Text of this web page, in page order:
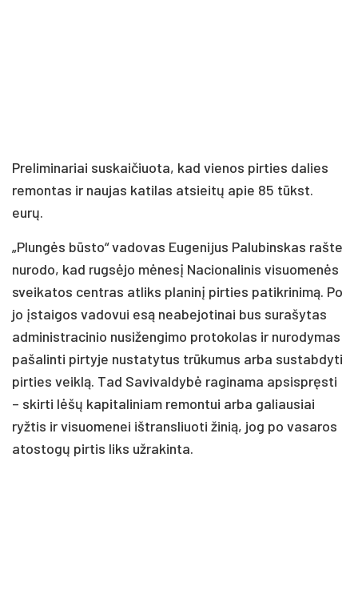
Preliminariai suskaičiuota, kad vienos pirties dalies
remontas ir naujas katilas atsieitų apie 85 tūkst.
eurų.
„Plungės būsto“ vadovas Eugenijus Palubinskas rašte
nurodo, kad rugsėjo mėnesį Nacionalinis visuomenės
sveikatos centras atliks planinį pirties patikrinimą. Po
jo įstaigos vadovui esą neabejotinai bus surašytas
administracinio nusižengimo protokolas ir nurodymas
pašalinti pirtyje nustatytus trūkumus arba sustabdyti
pirties veiklą. Tad Savivaldybė raginama apsispręsti
– skirti lėšų kapitaliniam remontui arba galiausiai
ryžtis ir visuomenei ištransliuoti žinią, jog po vasaros
atostogų pirtis liks užrakinta.